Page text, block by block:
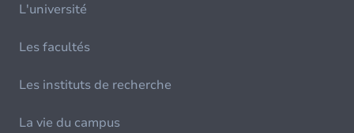
L'université
Les facultés
Les instituts de recherche
La vie du campus